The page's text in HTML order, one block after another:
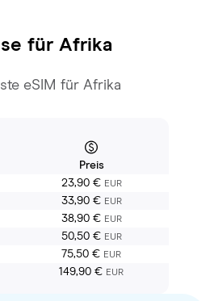
für Afrika
eSIM für Afrika
Preis
23,90 € EUR
33,90 € EUR
38,90 € EUR
50,50 € EUR
75,50 € EUR
149,90 € EUR